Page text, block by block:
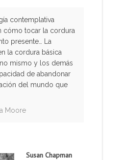
contemplativa
cómo tocar la cordura
presente… La
la cordura básica
mismo y los demás
de abandonar
del mundo que
Moore
Susan Chapman